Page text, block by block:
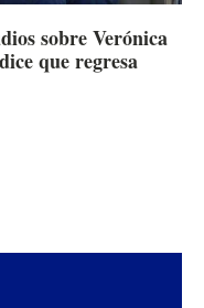
sobre Verónica
que regresa